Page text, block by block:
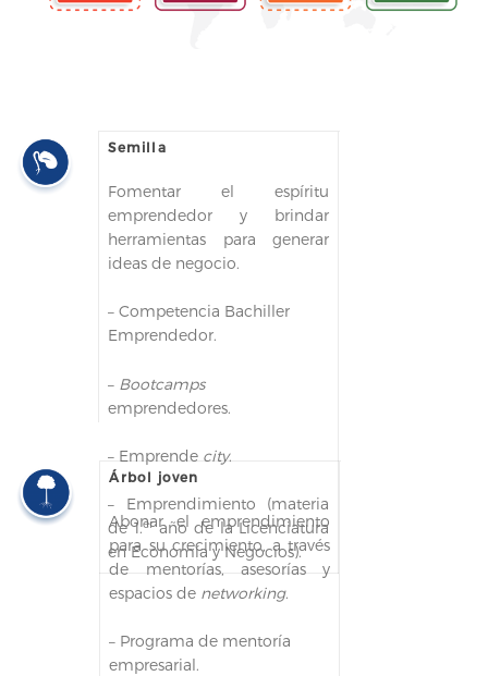
Semilla
Fomentar el espíritu
emprendedor y brindar
herramientas para generar
ideas de negocio.
– Competencia Bachiller
Emprendedor.
– Bootcamps
emprendedores.
– Emprende city.
– Emprendimiento (materia
de 1.eraño de la Licenciatura
en Economía y Negocios).
Árbol joven
Abonar el emprendimiento
para su crecimiento, a través
de mentorías, asesorías y
espacios de networking.
– Programa de mentoría
empresarial.